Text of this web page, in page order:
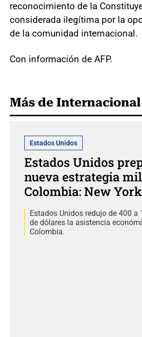
reconocimiento de la
considerada ilegítima por la
de la comunidad internacional.
Con información de AFP.
Más de Internacional
Estados Unidos
Estados Unidos
nueva estrategia
Colombia: New
Estados Unidos redujo de 400 a
de dólares la asistencia
Colombia.